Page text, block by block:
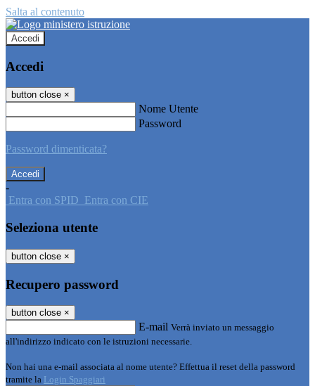
Salta al contenuto
Accedi
Accedi
button close ×
Nome Utente
Password
Password dimenticata?
-
Entra con SPID Entra con CIE
Seleziona utente
button close ×
Recupero password
button close ×
E-mail Verrà inviato un messaggio
all'indirizzo indicato con le istruzioni necessarie.
Non hai una e-mail associata al nome utente? Effettua il reset della password
tramite la Login Spaggiari